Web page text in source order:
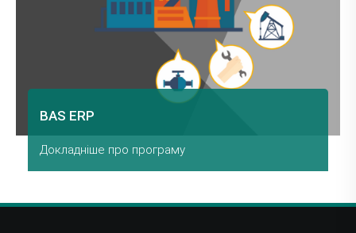
BAS ERP
Докладніше про програму